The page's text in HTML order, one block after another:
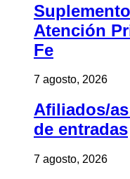
Atención
Fe
7 agosto, 2026
Afiliados/
de entradas
7 agosto, 2026